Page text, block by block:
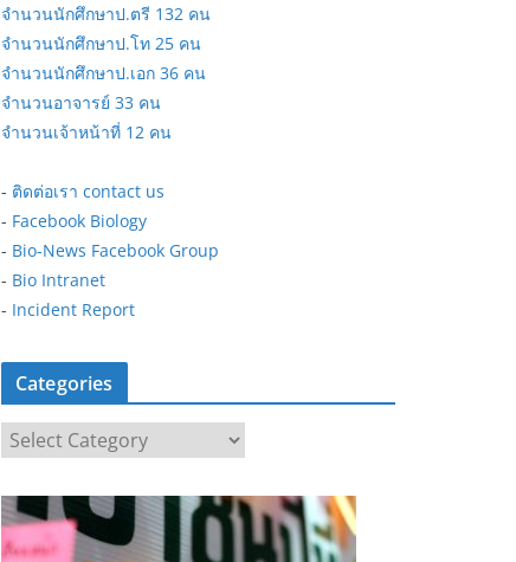
จำนวนนักศึกษาป.ตรี 132 คน
จำนวนนักศึกษาป.โท 25 คน
จำนวนนักศึกษาป.เอก 36 คน
จำนวนอาจารย์ 33 คน
จำนวนเจ้าหน้าที่ 12 คน
- ติดต่อเรา contact us
- Facebook Biology
- Bio-News Facebook Group
- Bio Intranet
- Incident Report
Categories
a
t
e
g